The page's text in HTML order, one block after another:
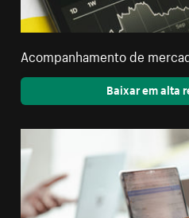
Acompanhamento de
Baixar em alta